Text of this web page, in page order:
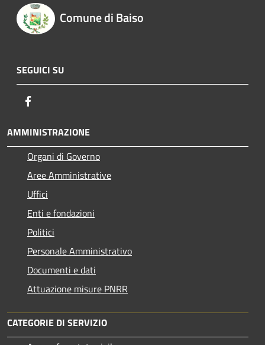
Comune di Baiso
SEGUICI SU
AMMINISTRAZIONE
Organi di Governo
Aree Amministrative
Uffici
Enti e fondazioni
Politici
Personale Amministrativo
Documenti e dati
Attuazione misure PNRR
CATEGORIE DI SERVIZIO